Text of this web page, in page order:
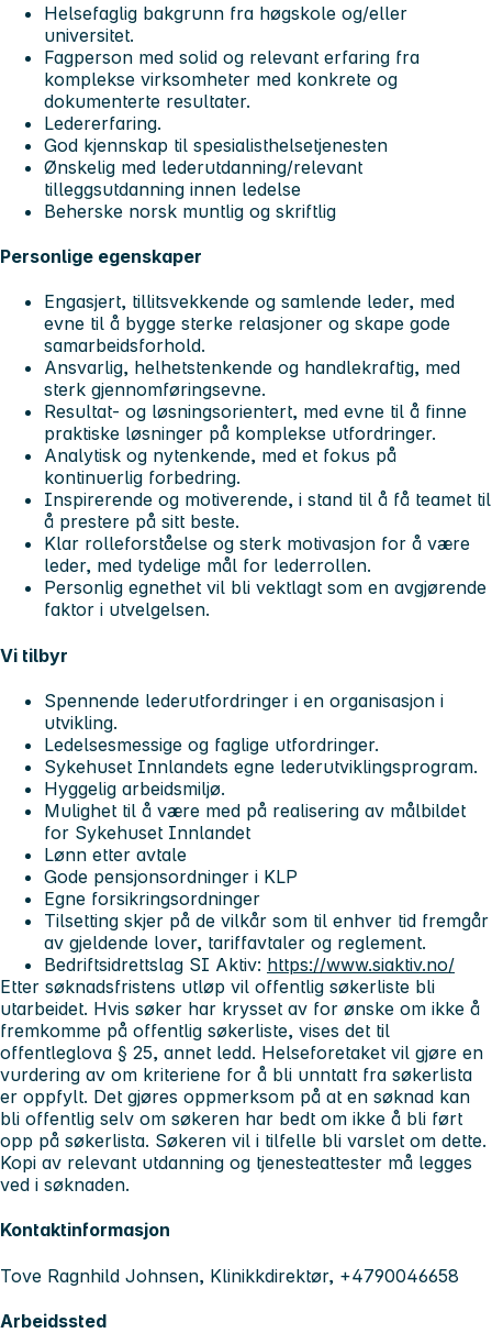
Helsefaglig bakgrunn fra høgskole og/eller
universitet.
Fagperson med solid og relevant erfaring fra
komplekse virksomheter med konkrete og
dokumenterte resultater.
Ledererfaring.
God kjennskap til spesialisthelsetjenesten
Ønskelig med lederutdanning/relevant
tilleggsutdanning innen ledelse
Beherske norsk muntlig og skriftlig
Personlige egenskaper
Engasjert, tillitsvekkende og samlende leder, med
evne til å bygge sterke relasjoner og skape gode
samarbeidsforhold.
Ansvarlig, helhetstenkende og handlekraftig, med
sterk gjennomføringsevne.
Resultat- og løsningsorientert, med evne til å finne
praktiske løsninger på komplekse utfordringer.
Analytisk og nytenkende, med et fokus på
kontinuerlig forbedring.
Inspirerende og motiverende, i stand til å få teamet til
å prestere på sitt beste.
Klar rolleforståelse og sterk motivasjon for å være
leder, med tydelige mål for lederrollen.
Personlig egnethet vil bli vektlagt som en avgjørende
faktor i utvelgelsen.
Vi tilbyr
Spennende lederutfordringer i en organisasjon i
utvikling.
Ledelsesmessige og faglige utfordringer.
Sykehuset Innlandets egne lederutviklingsprogram.
Hyggelig arbeidsmiljø.
Mulighet til å være med på realisering av målbildet
for Sykehuset Innlandet
Lønn etter avtale
Gode pensjonsordninger i KLP
Egne forsikringsordninger
Tilsetting skjer på de vilkår som til enhver tid fremgår
av gjeldende lover, tariffavtaler og reglement.
Bedriftsidrettslag SI Aktiv: https://www.siaktiv.no/
Etter søknadsfristens utløp vil offentlig søkerliste bli
utarbeidet. Hvis søker har krysset av for ønske om ikke å
fremkomme på offentlig søkerliste, vises det til
offentleglova § 25, annet ledd. Helseforetaket vil gjøre en
vurdering av om kriteriene for å bli unntatt fra søkerlista
er oppfylt. Det gjøres oppmerksom på at en søknad kan
bli offentlig selv om søkeren har bedt om ikke å bli ført
opp på søkerlista. Søkeren vil i tilfelle bli varslet om dette.
Kopi av relevant utdanning og tjenesteattester må legges
ved i søknaden.
Kontaktinformasjon
Tove Ragnhild Johnsen, Klinikkdirektør, +4790046658
Arbeidssted